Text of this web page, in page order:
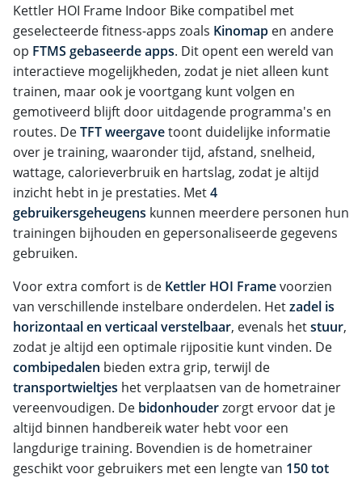
Kettler HOI Frame Indoor Bike compatibel met
geselecteerde fitness-apps zoals Kinomap en andere
op FTMS gebaseerde apps. Dit opent een wereld van
interactieve mogelijkheden, zodat je niet alleen kunt
trainen, maar ook je voortgang kunt volgen en
gemotiveerd blijft door uitdagende programma's en
routes. DeTFT weergavetoont duidelijke informatie
over je training, waaronder tijd, afstand, snelheid,
wattage, calorieverbruik en hartslag, zodat je altijd
inzicht hebt in je prestaties. Met4
gebruikersgeheugens kunnen meerdere personen hun
trainingen bijhouden en gepersonaliseerde gegevens
gebruiken.
Voor extra comfort is de Kettler HOI Framevoorzien
van verschillende instelbare onderdelen. Hetzadel is
horizontaal en verticaal verstelbaar, evenals hetstuur,
zodat je altijd een optimale rijpositie kunt vinden. De
combipedalen bieden extra grip, terwijl de
transportwieltjes het verplaatsen van de hometrainer
vereenvoudigen. De bidonhouderzorgt ervoor dat je
altijd binnen handbereik water hebt voor een
langdurige training. Bovendien is de hometrainer
geschikt voor gebruikers met een lengte van 150 tot